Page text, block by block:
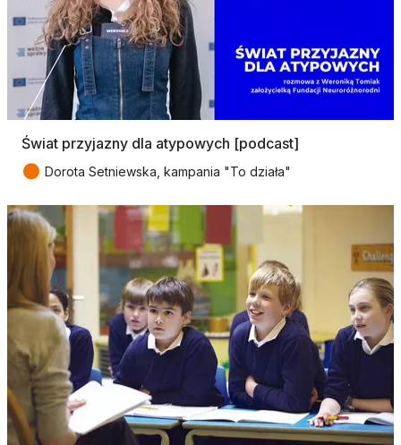
Świat przyjazny dla atypowych [podcast]
● Dorota Setniewska, kampania "To działa"